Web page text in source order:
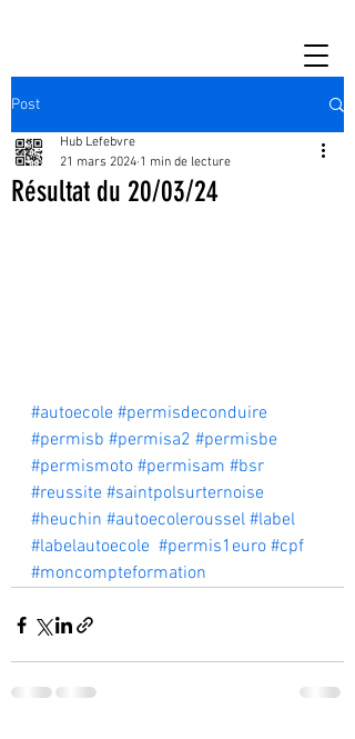
Post
Résultat du 20/03/24
Hub Lefebvre
21 mars 2024 1 min de lecture
#autoecole #permisdeconduire
#permisb #permisa2 #permisbe
#permismoto #permisam #bsr
#reussite #saintpolsurternoise
#heuchin #autoecoleroussel #label
#labelautoecole #permis1euro #cpf
#moncompteformation